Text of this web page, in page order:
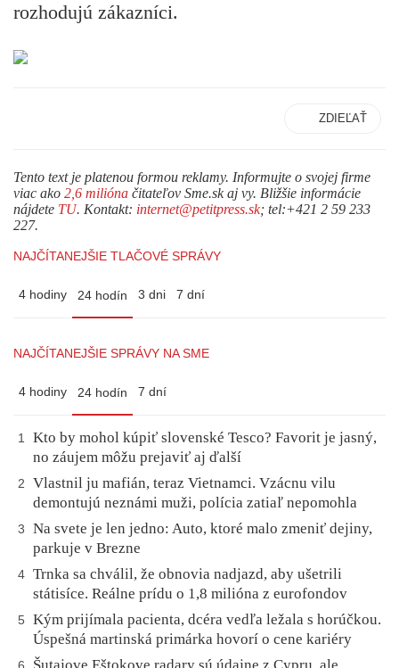
rozhodujú zákazníci.
ZDIEĽAŤ
Tento text je platenou formou reklamy. Informujte o svojej firme
viac ako 2,6 milióna čitateľov Sme.sk aj vy. Bližšie informácie
nájdete TU. Kontakt: internet@petitpress.sk; tel:+421 2 59 233
227.
NAJČÍTANEJŠIE TLAČOVÉ SPRÁVY
4 hodiny 24 hodín 3 dni 7 dní
NAJČÍTANEJŠIE SPRÁVY NA SME
4 hodiny 24 hodín 7 dní
1
Kto by mohol kúpiť slovenské Tesco? Favorit je jasný,
no záujem môžu prejaviť aj ďalší
2
Vlastnil ju mafián, teraz Vietnamci. Vzácnu vilu
demontujú neznámi muži, polícia zatiaľ nepomohla
3
Na svete je len jedno: Auto, ktoré malo zmeniť dejiny,
parkuje v Brezne
4 Trnka sa chválil, že obnovia nadjazd, aby ušetrili
státisíce. Reálne prídu o 1,8 milióna z eurofondov
5
Kým prijímala pacienta, dcéra vedľa ležala s horúčkou.
Úspešná martinská primárka hovorí o cene kariéry